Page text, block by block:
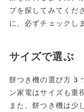
プを探してみてくだ
に、必ずチェックし
サイズで選ぶ
餅つき機の選び方3
ン家電はサイズも重
また、餅つき機は少